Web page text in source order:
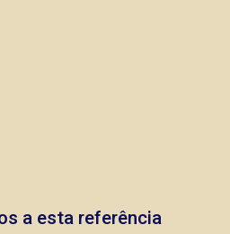
a esta referência